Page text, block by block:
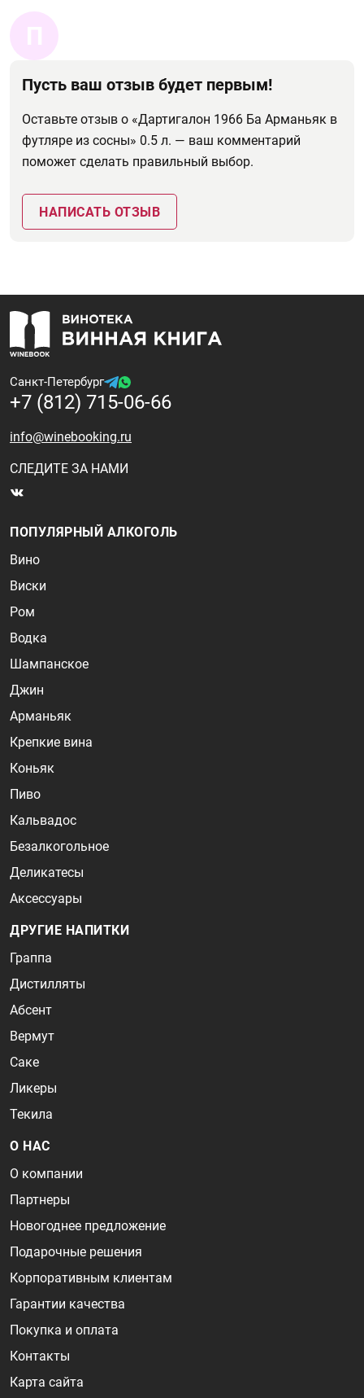
П
Пусть ваш отзыв будет первым!
Оставьте отзыв о «Дартигалон 1966 Ба Арманьяк в
футляре из сосны» 0.5 л. — ваш комментарий
поможет сделать правильный выбор.
НАПИСАТЬ ОТЗЫВ
Санкт-Петербург
+7 (812) 715-06-66
info@winebooking.ru
СЛЕДИТЕ ЗА НАМИ
ПОПУЛЯРНЫЙ АЛКОГОЛЬ
Вино
Виски
Ром
Водка
Шампанское
Джин
Арманьяк
Крепкие вина
Коньяк
Пиво
Кальвадос
Безалкогольное
Деликатесы
Аксессуары
ДРУГИЕ НАПИТКИ
Граппа
Дистилляты
Абсент
Вермут
Саке
Ликеры
Текила
О НАС
О компании
Партнеры
Новогоднее предложение
Подарочные решения
Корпоративным клиентам
Гарантии качества
Покупка и оплата
Контакты
Карта сайта